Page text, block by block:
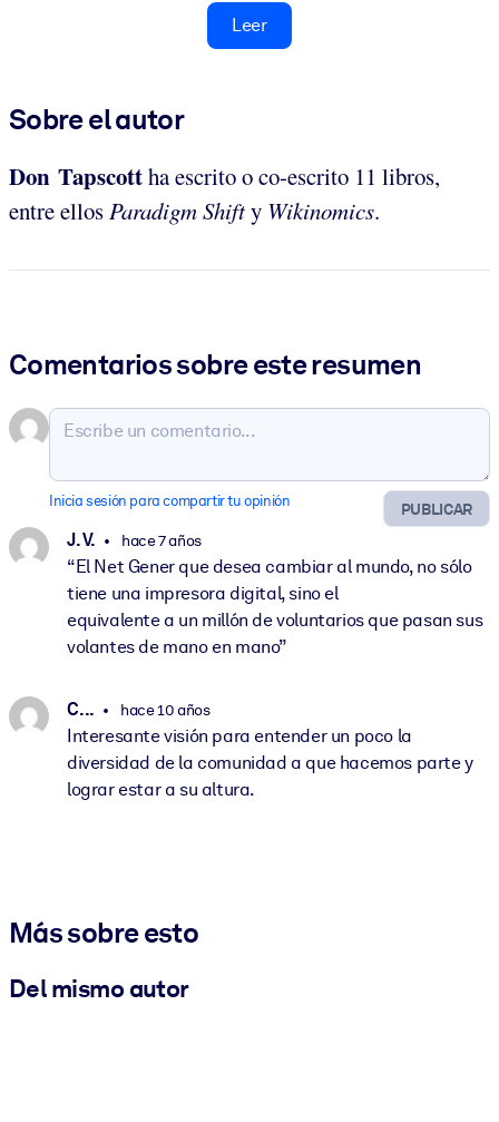
Leer
Sobre el autor
Don Tapscottha escrito o co-escrito 11 libros,
entre ellosParadigm Shifty Wikinomics.
Comentarios sobre este resumen
PUBLICAR
Inicia sesión para compartir tu opinión
J. V. hace 7 años
“El Net Gener que desea cambiar al mundo, no sólo
tiene una impresora digital, sino el
equivalente a un millón de voluntarios que pasan sus
volantes de mano en mano”
C. .. hace 10 años
Interesante visión para entender un poco la
diversidad de la comunidad a que hacemos parte y
lograr estar a su altura.
Más sobre esto
Del mismo autor